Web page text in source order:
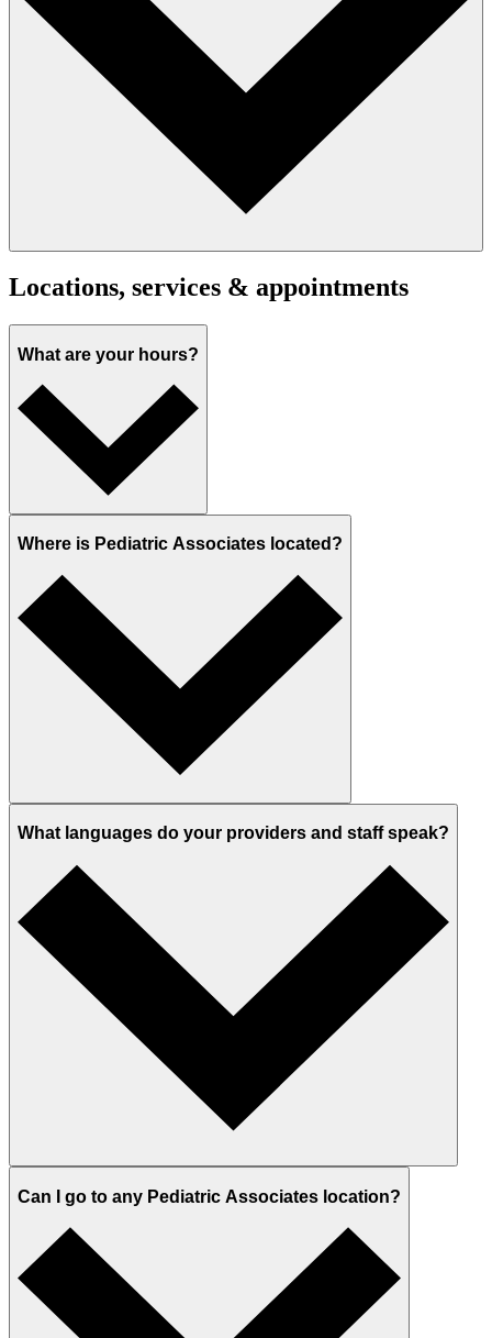
Locations, services & appointments
What are your hours?
Where is Pediatric Associates located?
What languages do your providers and staff speak?
Can I go to any Pediatric Associates location?